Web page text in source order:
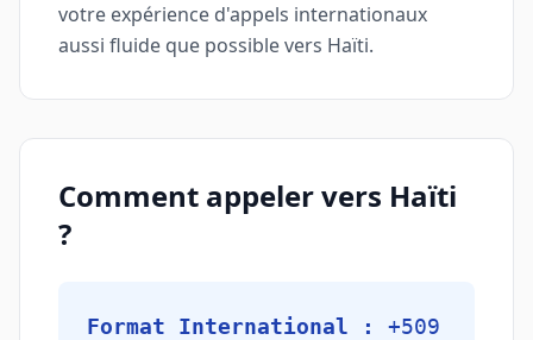
votre expérience d'appels internationaux
aussi fluide que possible vers Haïti.
Comment appeler vers Haïti
?
Format International :
+509